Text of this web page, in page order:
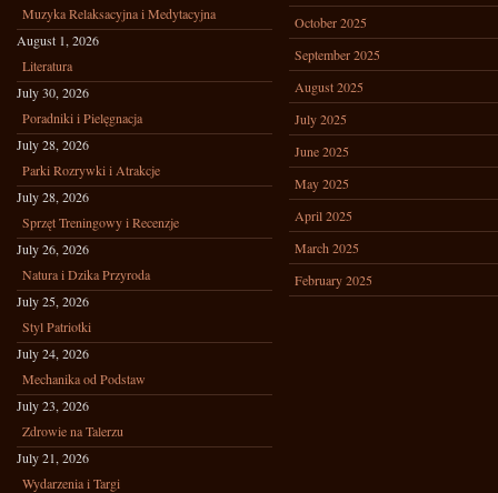
Muzyka Relaksacyjna i Medytacyjna
August 1, 2026
Literatura
July 30, 2026
Poradniki i Pielęgnacja
July 28, 2026
Parki Rozrywki i Atrakcje
July 28, 2026
Sprzęt Treningowy i Recenzje
July 26, 2026
Natura i Dzika Przyroda
July 25, 2026
Styl Patriotki
July 24, 2026
Mechanika od Podstaw
July 23, 2026
Zdrowie na Talerzu
July 21, 2026
Wydarzenia i Targi
October 2025
September 2025
August 2025
July 2025
June 2025
May 2025
April 2025
March 2025
February 2025